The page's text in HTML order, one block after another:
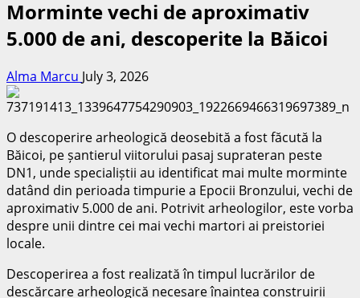
Morminte vechi de aproximativ
5.000 de ani, descoperite la Băicoi
Alma Marcu July 3, 2026
O descoperire arheologică deosebită a fost făcută la
Băicoi, pe șantierul viitorului pasaj suprateran peste
DN1, unde specialiștii au identificat mai multe morminte
datând din perioada timpurie a Epocii Bronzului, vechi de
aproximativ 5.000 de ani. Potrivit arheologilor, este vorba
despre unii dintre cei mai vechi martori ai preistoriei
locale.
Descoperirea a fost realizată în timpul lucrărilor de
descărcare arheologică necesare înaintea construirii